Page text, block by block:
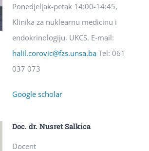
Ponedjeljak-petak 14:00-14:45,
Klinika za nuklearnu medicinu i
endokrinologiju, UKCS. E-mail:
halil.corovic@fzs.unsa.ba Tel: 061
037 073
Google scholar
Doc. dr. Nusret Salkica
Docent